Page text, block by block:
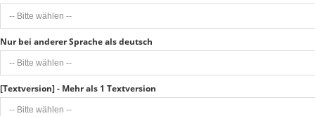
Nur bei anderer Sprache als deutsch
[Textversion] - Mehr als 1 Textversion